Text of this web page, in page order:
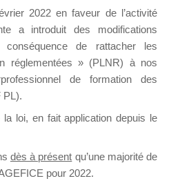
il y a un mois
2022 en faveur de l’activité
a introduit des modifications
de rattacher les
réglementées » (PLNR) à nos
de formation des
PL).
la loi, en fait application depuis le
dès à présent qu’une majorité de
pour 2022.